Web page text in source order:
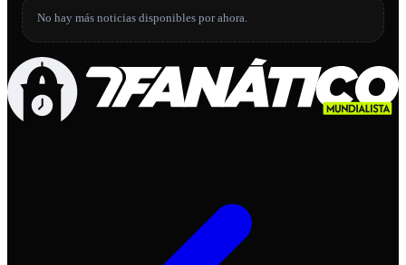
No hay más noticias disponibles por ahora.